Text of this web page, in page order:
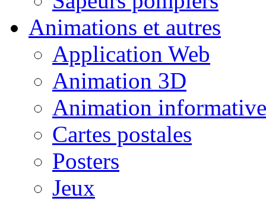
Animations et autres
Application Web
Animation 3D
Animation informative
Cartes postales
Posters
Jeux